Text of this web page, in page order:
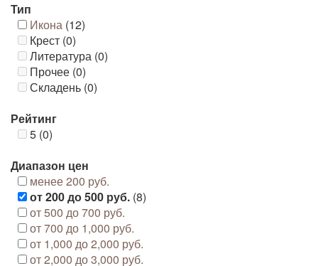
Тип
Икона (12)
Крест (0)
Литература (0)
Прочее (0)
Складень (0)
Рейтинг
5 (0)
Диапазон цен
менее 200 руб.
от 200 до 500 руб. (8)
от 500 до 700 руб.
от 700 до 1,000 руб.
от 1,000 до 2,000 руб.
от 2,000 до 3,000 руб.